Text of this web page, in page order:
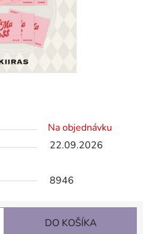
Na objednávku
22.09.2026
8946
DO KOŠÍKA